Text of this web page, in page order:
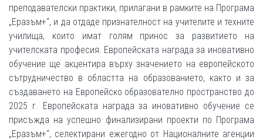
преподавателски практики, прилагани в рамките на Програма
„Еразъм+“, и да отдаде признателност на учителите и техните
училища, които имат голям принос за развитието на
учителската професия. Европейската награда за иновативно
обучение ще акцентира върху значението на европейското
сътрудничество в областта на образованието, както и за
създаването на Европейско образователно пространство до
2025 г. Европейската награда за иновативно обучение се
присъжда на успешно финализирани проекти по Програма
„Еразъм+“, селектирани ежегодно от Националните агенции